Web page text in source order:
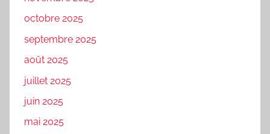
octobre 2025
septembre 2025
août 2025
juillet 2025
juin 2025
mai 2025